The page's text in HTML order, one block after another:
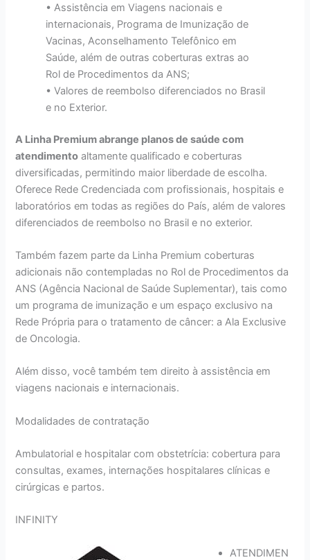
• Assistência em Viagens nacionais e
internacionais, Programa de Imunização de
Vacinas, Aconselhamento Telefônico em
Saúde, além de outras coberturas extras ao
Rol de Procedimentos da ANS;
• Valores de reembolso diferenciados no Brasil
e no Exterior.
A Linha Premium abrange planos de saúde com
atendimento altamente qualificado e coberturas
diversificadas, permitindo maior liberdade de escolha.
Oferece Rede Credenciada com profissionais, hospitais e
laboratórios em todas as regiões do País, além de valores
diferenciados de reembolso no Brasil e no exterior.
Também fazem parte da Linha Premium coberturas
adicionais não contempladas no Rol de Procedimentos da
ANS (Agência Nacional de Saúde Suplementar), tais como
um programa de imunização e um espaço exclusivo na
Rede Própria para o tratamento de câncer: a Ala Exclusive
de Oncologia.
Além disso, você também tem direito à assistência em
viagens nacionais e internacionais.
Modalidades de contratação
Ambulatorial e hospitalar com obstetrícia: cobertura para
consultas, exames, internações hospitalares clínicas e
cirúrgicas e partos.
INFINITY
ATENDIMEN